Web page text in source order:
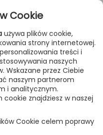
Produkt
TP E27
struktura,
Cookie
używa plików cookie,
strony internetowej.
treści i
naszych
Wskazane przez Ciebie
naszym partnerom
i analitycznym.
znajdziesz w naszej
Cookie celem poprawy